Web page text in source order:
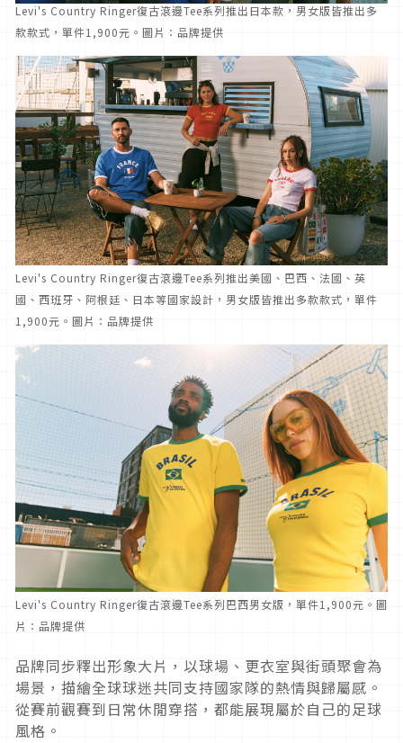
Levi's Country Ringer復古滾邊Tee系列推出日本款，男女版皆推出多
款款式，單件1,900元。圖片：品牌提供
Levi's Country Ringer復古滾邊Tee系列推出美國、巴西、法國、英
國、西班牙、阿根廷、日本等國家設計，男女版皆推出多款款式，單件
1,900元。圖片：品牌提供
Levi's Country Ringer復古滾邊Tee系列巴西男女版，單件1,900元。圖
片：品牌提供
品牌同步釋出形象大片，以球場、更衣室與街頭聚會為
場景，描繪全球球迷共同支持國家隊的熱情與歸屬感。
從賽前觀賽到日常休閒穿搭，都能展現屬於自己的足球
風格。